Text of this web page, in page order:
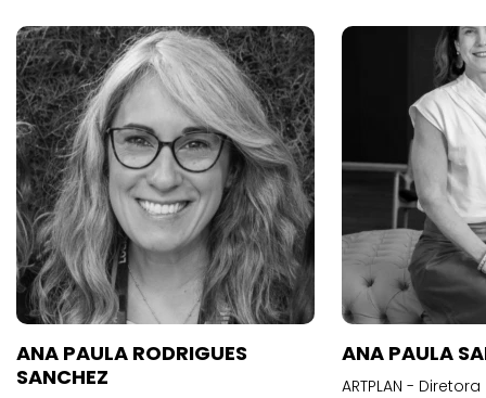
ANA PAULA RODRIGUES
SANCHEZ
ANA PAULA
ARTPLAN -